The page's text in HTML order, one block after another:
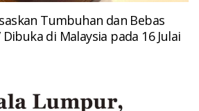
Tumbuhan dan Bebas
Dibuka di Malaysia pada 16 Julai